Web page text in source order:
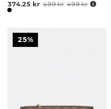
374.25 kr 499 kr 499 kr
25%